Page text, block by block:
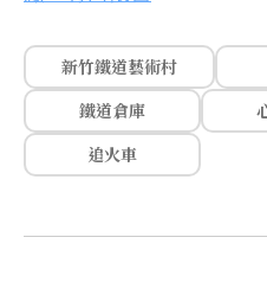
新竹鐵道藝術村
鐵道倉庫
追火車